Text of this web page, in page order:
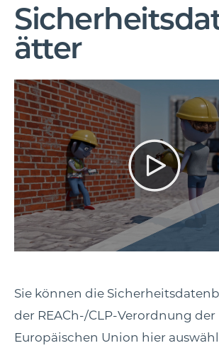
ätter
Sie können die
der REACh-/CLP-Verordnung der
Europäischen Union hier